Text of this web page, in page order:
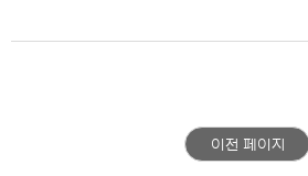
이전 페이지